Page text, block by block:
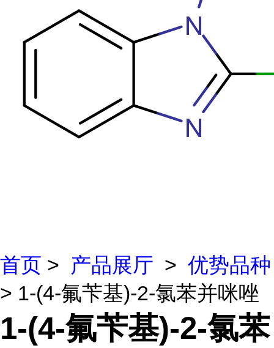
首页 > 产品展厅 > 优势品种
> 1-(4-氟苄基)-2-氯苯并咪唑
1-(4-氟苄基)-2-氯苯